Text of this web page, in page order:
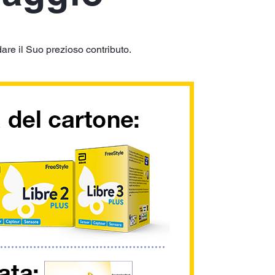
il Suo prezioso contributo.